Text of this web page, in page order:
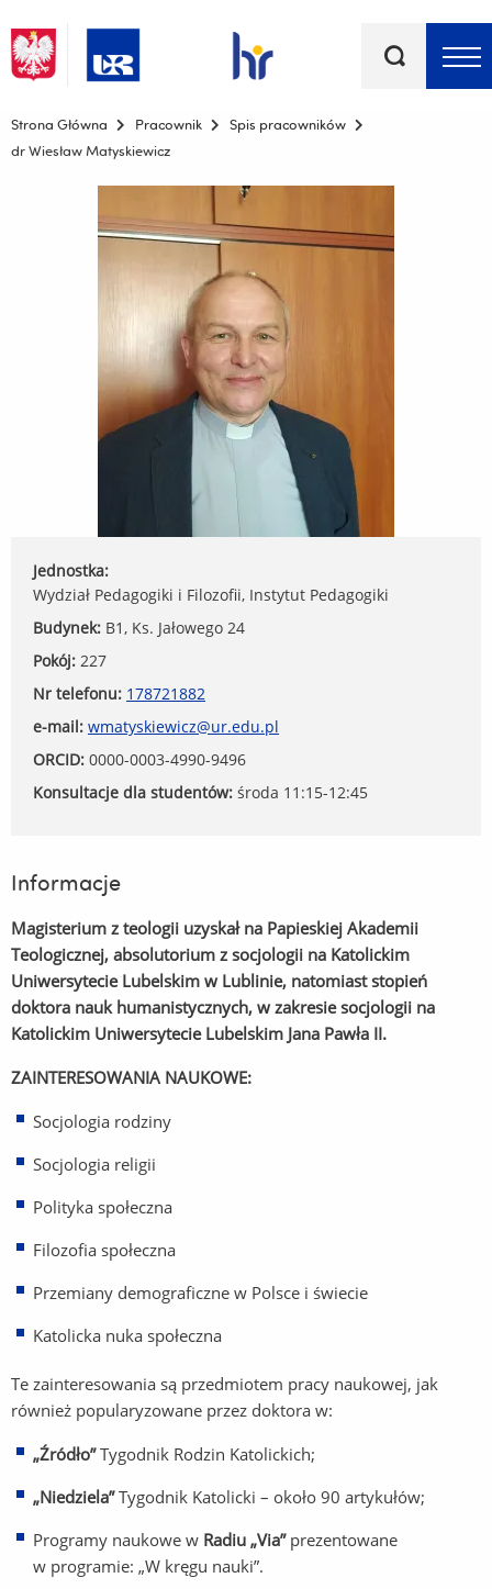
kluczowe
Menu - górna belka
Strona Główna Pracownik
Spis pracowników
dr Wiesław Matyskiewicz
Jednostka:
Wydział Pedagogiki i Filozofii, Instytut Pedagogiki
Budynek: B1, Ks. Jałowego 24
Pokój: 227
Nr telefonu: 178721882
e-mail: wmatyskiewicz@ur.edu.pl
ORCID: 0000-0003-4990-9496
Konsultacje dla studentów: środa 11:15-12:45
Informacje
Magisterium z teologii uzyskał na Papieskiej Akademii
Teologicznej, absolutorium z socjologii na Katolickim
Uniwersytecie Lubelskim w Lublinie, natomiast stopień
doktora nauk humanistycznych, w zakresie socjologii na
Katolickim Uniwersytecie Lubelskim Jana Pawła II.
ZAINTERESOWANIA NAUKOWE:
Socjologia rodziny
Socjologia religii
Polityka społeczna
Filozofia społeczna
Przemiany demograficzne w Polsce i świecie
Katolicka nuka społeczna
Te zainteresowania są przedmiotem pracy naukowej, jak
również popularyzowane przez doktora w:
„Źródło”Tygodnik Rodzin Katolickich;
„Niedziela”Tygodnik Katolicki – około 90 artykułów;
Programy naukowe w Radiu „Via”prezentowane
w programie: „W kręgu nauki”.